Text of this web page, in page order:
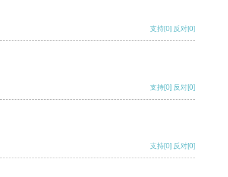
支持[0] 反对[0]
支持[0] 反对[0]
支持[0] 反对[0]